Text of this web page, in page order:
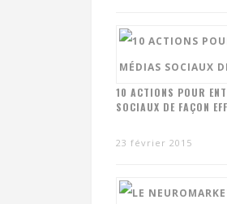
10 ACTIONS POUR
SOCIAUX DE FAÇON
23 février 2015